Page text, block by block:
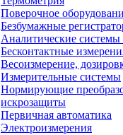
Поверочное
Безбумажные
Аналитические системы
Бесконтактные
Весоизмерение,
Измерительные системы
Нормирующие
искрозащиты
Первичная автоматика
Электроизмерения